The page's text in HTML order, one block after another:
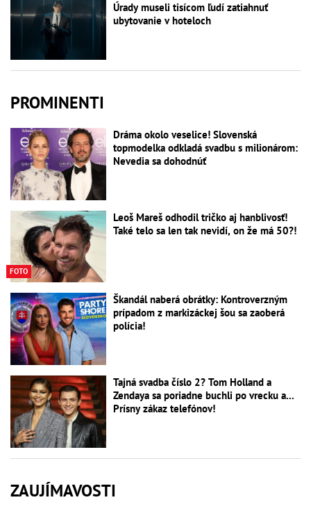
Úrady museli tisícom ľudí zatiahnuť
ubytovanie v hoteloch
PROMINENTI
Dráma okolo veselice! Slovenská
topmodelka odkladá svadbu s milionárom:
Nevedia sa dohodnúť
FOTO
Leoš Mareš odhodil tričko aj hanblivosť!
Také telo sa len tak nevidí, on že má 50?!
Škandál naberá obrátky: Kontroverzným
prípadom z markizáckej šou sa zaoberá
polícia!
Tajná svadba číslo 2? Tom Holland a
Zendaya sa poriadne buchli po vrecku a...
Prísny zákaz telefónov!
ZAUJÍMAVOSTI